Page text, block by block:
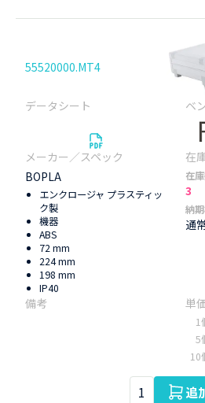
55520000.MT4
BOPLA
エンクロージャ プラスティッ
ク製
機器
ABS
72 mm
224 mm
198 mm
IP40
在
3
納
通
1
5
10
追